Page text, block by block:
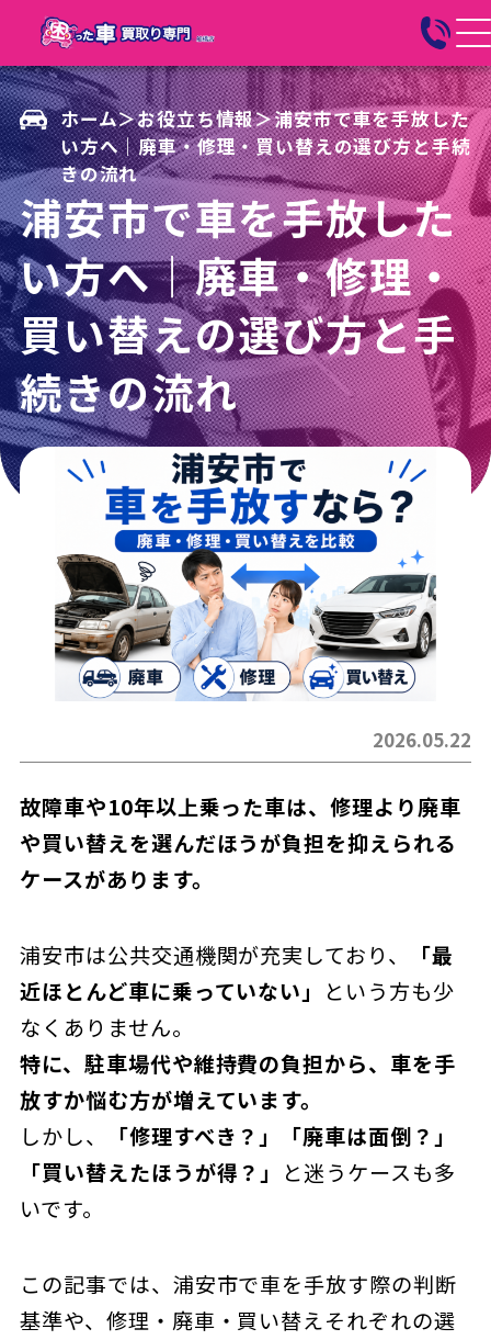
ホーム＞お役立ち情報＞浦安市で車を手放した
い方へ｜廃車・修理・買い替えの選び方と手続
きの流れ
浦安市で車を手放した
い方へ｜廃車・修理・
買い替えの選び方と手
続きの流れ
2026.05.22
故障車や10年以上乗った車は、修理より廃車
や買い替えを選んだほうが負担を抑えられる
ケースがあります。
浦安市は公共交通機関が充実しており、
「最
近ほとんど車に乗っていない」
という方も少
なくありません。
特に、駐車場代や維持費の負担から、車を手
放すか悩む方が増えています。
しかし、
「修理すべき？」「廃車は面倒？」
「買い替えたほうが得？」
と迷うケースも多
いです。
この記事では、浦安市で車を手放す際の判断
基準や、修理・廃車・買い替えそれぞれの選